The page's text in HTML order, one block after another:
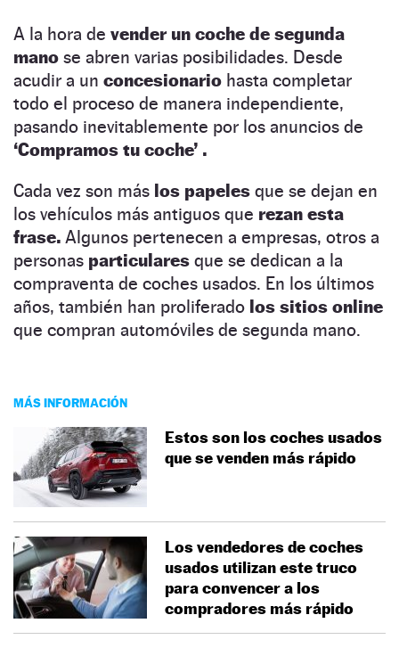
A la hora de vender un coche de segunda
mano se abren varias posibilidades. Desde
acudir a un concesionario hasta completar
todo el proceso de manera independiente,
pasando inevitablemente por los anuncios de
‘Compramos tu coche’ .
Cada vez son más los papeles que se dejan en
los vehículos más antiguos que rezan esta
frase. Algunos pertenecen a empresas, otros a
personas particulares que se dedican a la
compraventa de coches usados. En los últimos
años, también han proliferado los sitios online
que compran automóviles de segunda mano.
MÁS INFORMACIÓN
Estos son los coches usados
que se venden más rápido
Los vendedores de coches
usados utilizan este truco
para convencer a los
compradores más rápido